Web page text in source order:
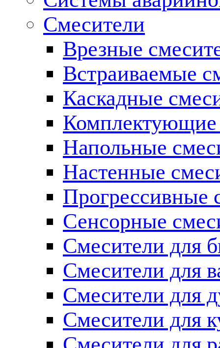
Смесители
Врезные
Встраиваемые
Каскадные
Комплектующие
Напольные
Настенные
Прогрессивные
Сенсорные
Смесители для
Смесители для
Смесители для
Смесители для